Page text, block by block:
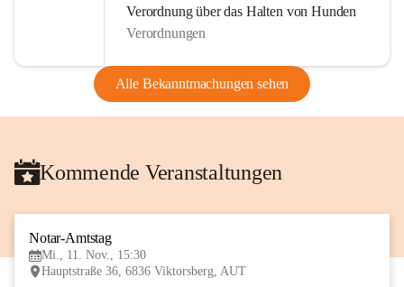
Verordnung über das Halten von Hunden
Verordnungen
Alle Bekanntmachungen sehen
Kommende Veranstaltungen
Notar-Amtstag
Mi., 11. Nov., 15:30
Hauptstraße 36, 6836 Viktorsberg, AUT